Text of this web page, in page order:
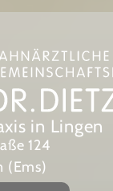
in Lingen
124
(Ems)